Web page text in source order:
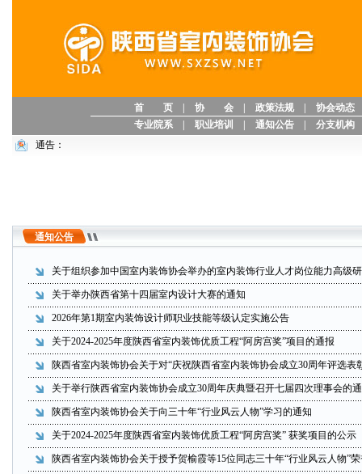
首 页 协 会 政策法规 协会动态
专业院系
职业培训 通知公告 分支机构
通告：
通知公告
关于组织参加中国室内装饰协会举办的室内装饰行业人才岗位能力高级
关于举办陕西省第十四届室内设计大赛的通知
2026年第1期室内装饰设计师职业技能等级认定实施公告
关于2024-2025年度陕西省室内装饰优质工程“阿房宫奖”项目的通报
陕西省室内装饰协会关于对“庆祝陕西省室内装饰协会成立30周年评选表
关于举行陕西省室内装饰协会成立30周年庆典暨召开七届四次理事会的
陕西省室内装饰协会关于向三十年“行业风云人物”学习的通知
关于2024-2025年度陕西省室内装饰优质工程“阿房宫奖” 获奖项目的公示
陕西省室内装饰协会关于授予贺榆霞等15位同志三十年“行业风云人物”